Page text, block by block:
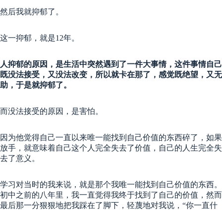
然后我就抑郁了。
这一抑郁，就是12年。
人抑郁的原因，是生活中突然遇到了一件大事情，这件事情自己
既没法接受，又没法改变，所以就卡在那了，感觉既绝望，又无
助，于是就抑郁了。
而没法接受的原因，是害怕。
因为他觉得自己一直以来唯一能找到自己价值的东西碎了，如果
放手，就意味着自己这个人完全失去了价值，自己的人生完全失
去了意义。
学习对当时的我来说，就是那个我唯一能找到自己价值的东西。
初中之前的八年里，我一直觉得我终于找到了自己的价值，然而
最后那一分狠狠地把我踩在了脚下，轻蔑地对我说，“你一直什